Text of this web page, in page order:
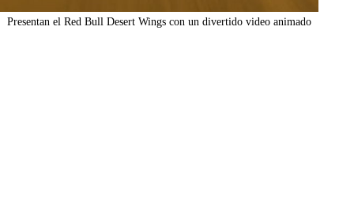
Presentan el Red Bull Desert Wings con un divertido video animado